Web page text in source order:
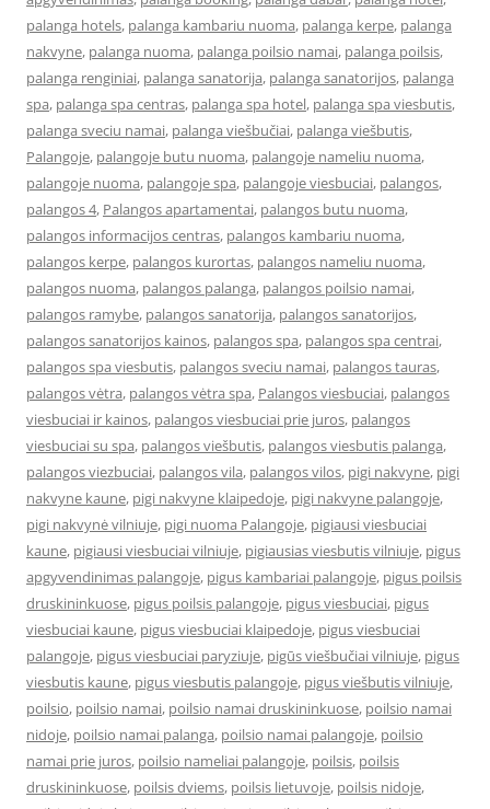
palanga hotels, palanga kambariu nuoma, palanga kerpe, palanga
nakvyne, palanga nuoma, palanga poilsio namai, palanga poilsis,
palanga renginiai, palanga sanatorija, palanga sanatorijos, palanga
spa, palanga spa centras, palanga spa hotel, palanga spa viesbutis,
palanga sveciu namai, palanga viešbučiai, palanga viešbutis,
Palangoje, palangoje butu nuoma, palangoje nameliu nuoma,
palangoje nuoma, palangoje spa, palangoje viesbuciai, palangos,
palangos 4, Palangos apartamentai, palangos butu nuoma,
palangos informacijos centras, palangos kambariu nuoma,
palangos kerpe, palangos kurortas, palangos nameliu nuoma,
palangos nuoma, palangos palanga, palangos poilsio namai,
palangos ramybe, palangos sanatorija, palangos sanatorijos,
palangos sanatorijos kainos, palangos spa, palangos spa centrai,
palangos spa viesbutis, palangos sveciu namai, palangos tauras,
palangos vėtra, palangos vėtra spa, Palangos viesbuciai, palangos
viesbuciai ir kainos, palangos viesbuciai prie juros, palangos
viesbuciai su spa, palangos viešbutis, palangos viesbutis palanga,
palangos viezbuciai, palangos vila, palangos vilos, pigi nakvyne, pigi
nakvyne kaune, pigi nakvyne klaipedoje, pigi nakvyne palangoje,
pigi nakvynė vilniuje, pigi nuoma Palangoje, pigiausi viesbuciai
kaune, pigiausi viesbuciai vilniuje, pigiausias viesbutis vilniuje, pigus
apgyvendinimas palangoje, pigus kambariai palangoje, pigus poilsis
druskininkuose, pigus poilsis palangoje, pigus viesbuciai, pigus
viesbuciai kaune, pigus viesbuciai klaipedoje, pigus viesbuciai
palangoje, pigus viesbuciai paryziuje, pigūs viešbučiai vilniuje, pigus
viesbutis kaune, pigus viesbutis palangoje, pigus viešbutis vilniuje,
poilsio, poilsio namai, poilsio namai druskininkuose, poilsio namai
nidoje, poilsio namai palanga, poilsio namai palangoje, poilsio
namai prie juros, poilsio nameliai palangoje, poilsis, poilsis
druskininkuose, poilsis dviems, poilsis lietuvoje, poilsis nidoje,